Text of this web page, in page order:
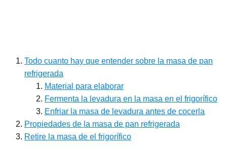
Todo cuanto hay que entender sobre la masa de pan
refrigerada
Material para elaborar
Fermenta la levadura en la masa en el frigorífico
Enfriar la masa de levadura antes de cocerla
Propiedades de la masa de pan refrigerada
Retire la masa de el frigorífico